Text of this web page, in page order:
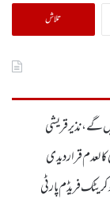
تلاش
کریں
گے، نذیر قریشی
قرار دیدی
فریڈم پارٹی